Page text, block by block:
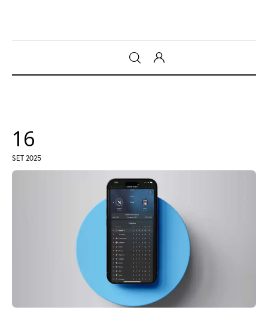
Intrattenimento
Web Log
instagramm
threadstwitter-
x
16
SET 2025